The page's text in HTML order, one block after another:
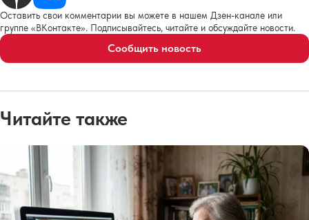
Оставить свои комментарии вы можете в нашем Дзен-канале или
группе «ВКонтакте». Подписывайтесь, читайте и обсуждайте новости.
Сообщить новость
Читайте также